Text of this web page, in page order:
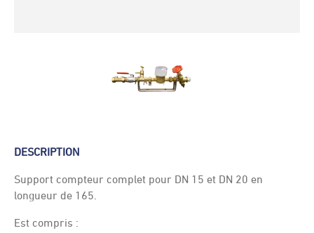
DESCRIPTION
Support compteur complet pour DN 15 et DN 20 en
longueur de 165.
Est compris :